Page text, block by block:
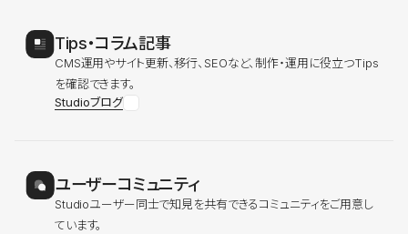
Tips・コラム記事
CMS運用やサイト更新、移行、SEOなど、制作・運用に役立つTips
を確認できます。
Studioブログ
ユーザーコミュニティ
Studioユーザー同士で知見を共有できるコミュニティをご用意し
ています。